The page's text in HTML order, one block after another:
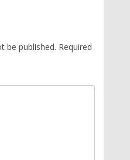
be published. Required